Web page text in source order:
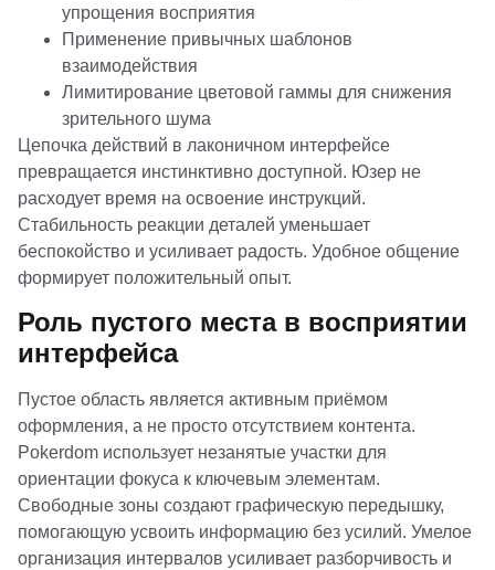
упрощения восприятия
Применение привычных шаблонов
взаимодействия
Лимитирование цветовой гаммы для снижения
зрительного шума
Цепочка действий в лаконичном интерфейсе
превращается инстинктивно доступной. Юзер не
расходует время на освоение инструкций.
Стабильность реакции деталей уменьшает
беспокойство и усиливает радость. Удобное общение
формирует положительный опыт.
Роль пустого места в восприятии
интерфейса
Пустое область является активным приёмом
оформления, а не просто отсутствием контента.
Pokerdom использует незанятые участки для
ориентации фокуса к ключевым элементам.
Свободные зоны создают графическую передышку,
помогающую усвоить информацию без усилий. Умелое
организация интервалов усиливает разборчивость и